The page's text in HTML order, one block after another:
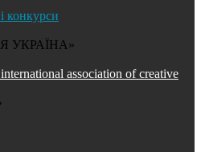
конкурси
УКРАЇНА»
association of creative